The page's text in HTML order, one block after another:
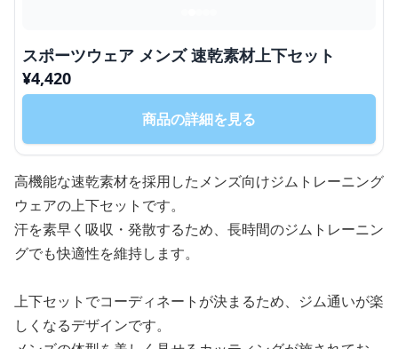
スポーツウェア メンズ 速乾素材上下セット
¥4,420
商品の詳細を見る
高機能な速乾素材を採用したメンズ向けジムトレーニング
ウェアの上下セットです。
汗を素早く吸収・発散するため、長時間のジムトレーニン
グでも快適性を維持します。
上下セットでコーディネートが決まるため、ジム通いが楽
しくなるデザインです。